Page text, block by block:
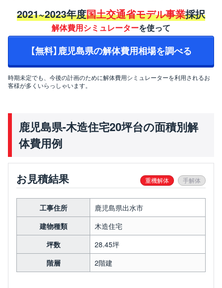
2021~2023年度国土交通省モデル事業採択
解体費用シミュレーターを使って
【無料】鹿児島県の解体費用相場を調べる
時期未定でも、今後の計画のために解体費用シミュレーターを利用されるお
客様が多くいらっしゃいます。
鹿児島県-木造住宅20坪台の面積別解
体費用例
お見積結果 重機解体 手解体
工事住所
鹿児島県出水市
建物種類
木造住宅
坪数
28.45坪
階層
2階建